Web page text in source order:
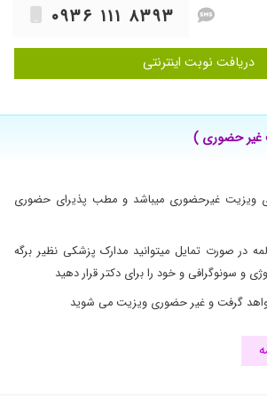
هستم.
۱۴۰۱/۰۵/۰۳
ه
بخاطرسرفه خواب نداشت
واسه الرژیشون زیر نظر ایشون
العاده هستن
۱۴۰۰/۱۲/۱۵
داشته خوب شده
تنفسی
۰۹۳۶ ۱۱۱ ۸۳۹۳
دریافت نوبت اینترنتی
غیر حضوری )
ویزیت غیرحضوری میباشد و مطب پذیرای حضوری
در صورت تمایل میتوانید مدارک پزشکی نظیر برگه
و سونوگرافی و خود را برای دکتر قرار دهید
گرفت و غیر حضوری ویزیت می شوید